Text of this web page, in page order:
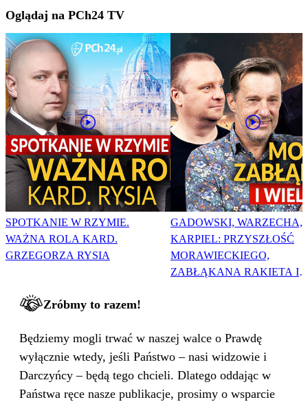
Oglądaj na PCh24 TV
SPOTKANIE W RZYMIE.
WAŻNA ROLA KARD.
GRZEGORZA RYSIA
GADOWSKI, WARZECHA,
KARPIEL: PRZYSZŁOŚĆ
MORAWIECKIEGO,
ZABŁĄKANA RAKIETA I
Zróbmy to razem!
Będziemy mogli trwać w naszej walce o Prawdę
wyłącznie wtedy, jeśli Państwo – nasi widzowie i
Darczyńcy – będą tego chcieli. Dlatego oddając w
Państwa ręce nasze publikacje, prosimy o wsparcie